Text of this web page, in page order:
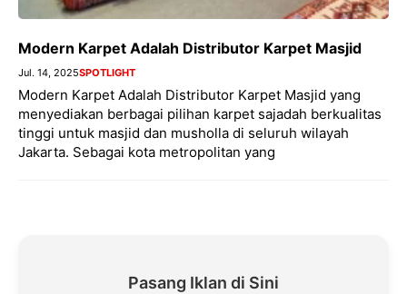
Modern Karpet Adalah Distributor Karpet Masjid
Jul. 14, 2025SPOTLIGHT
Modern Karpet Adalah Distributor Karpet Masjid yang
menyediakan berbagai pilihan karpet sajadah berkualitas
tinggi untuk masjid dan musholla di seluruh wilayah
Jakarta. Sebagai kota metropolitan yang
Pasang Iklan di Sini